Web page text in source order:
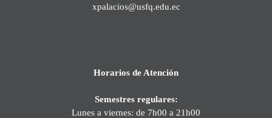
xpalacios@usfq.edu.ec
Horarios de Atención
Semestres regulares:
Lunes a viernes: de 7h00 a 21h00